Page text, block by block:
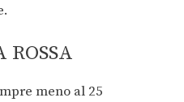
ROSSA
meno al 25